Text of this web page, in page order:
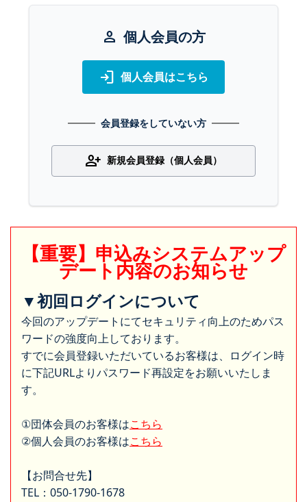
person 個人会員の方
login 個人会員はこちら
会員登録をしていない方
person_add 新規会員登録（個人会員）
【重要】申込みシステムアップ
デート内容のお知らせ
▼初回ログインについて
今回のアップデートにてセキュリティ向上のためパス
ワードの強度向上しております。
すでに会員登録いただいているお客様は、ログイン時
に下記URLよりパスワード再設定をお願いいたしま
す。
①団体会員のお客様はこちら
②個人会員のお客様はこちら
【お問合せ先】
TEL：050-1790-1678